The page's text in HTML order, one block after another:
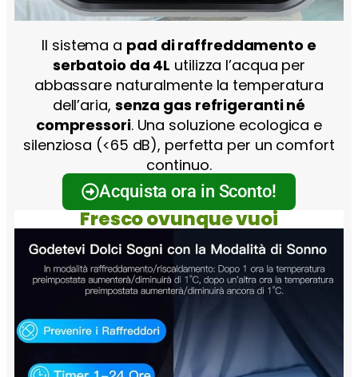
Il sistema a pad di raffreddamento e
serbatoio da 4L utilizza l’acqua per
abbassare naturalmente la temperatura
dell’aria, senza gas refrigeranti né
compressori. Una soluzione ecologica e
silenziosa (<65 dB), perfetta per un comfort
continuo.
Acquista ora in Sconto!
Fresco ovunque vuoi